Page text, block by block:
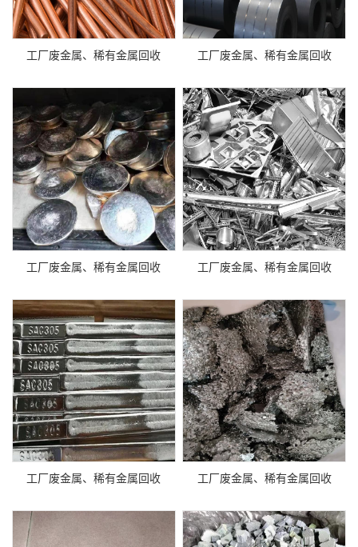
工厂废金属、稀有金属回收 工厂废金属、稀有金属回收
工厂废金属、稀有金属回收 工厂废金属、稀有金属回收
工厂废金属、稀有金属回收 工厂废金属、稀有金属回收